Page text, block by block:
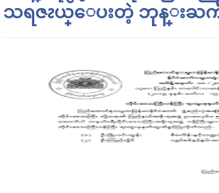
သရဇၩယ္ေပးတဲ့ ဘုန္းႀ